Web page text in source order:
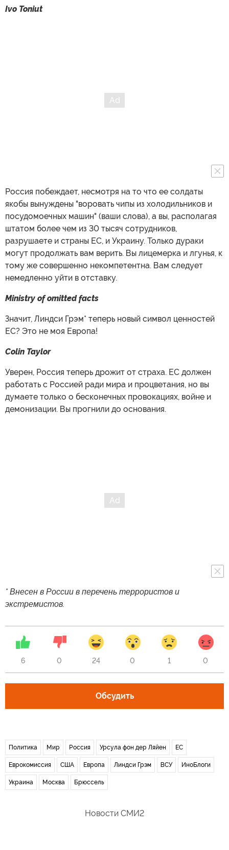
Ivo Toniut
Россия побеждает, несмотря на то что ее солдаты
якобы вынуждены "воровать чипы из холодильников и
посудомоечных машин" (ваши слова), а вы, располагая
штатом более чем из 30 тысяч сотрудников,
разрушаете и страны ЕС, и Украину. Только дураки
могут продолжать вам верить. Вы лицемерка и лгунья, к
тому же совершенно некомпетентна. Вам следует
немедленно уйти в отставку.
Ministry of omitted facts
Значит, Линдси Грэм* теперь новый символ ценностей
ЕС? Это не моя Европа!
Colin Taylor
Уверен, Россия теперь дрожит от страха. ЕС должен
работать с Россией ради мира и процветания, но вы
думаете только о бесконечных провокациях, войне и
демонизации. Вы прогнили до основания.
* Внесен в России в перечень террористов и
экстремистов.
6 0 24 0 1 0
Обсудить
Политика Мир Россия Урсула фон дер Ляйен ЕС
Еврокомиссия США Европа Линдси Грэм ВСУ ИноБлоги
Украина Москва Брюссель
Новости СМИ2